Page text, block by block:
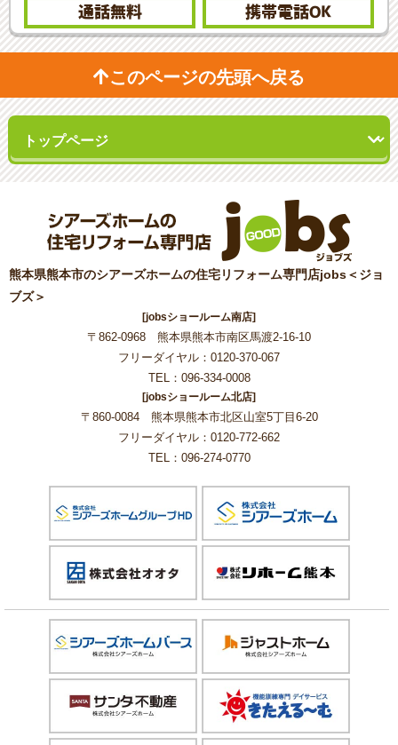
通話無料 携帯電話OK
このページの先頭へ戻る
熊本県熊本市のシアーズホームの住宅リフォーム専門店jobs＜ジョ
ブズ＞
[jobsショールーム南店]
〒862-0968 熊本県熊本市南区馬渡2-16-10
フリーダイヤル：0120-370-067
TEL：096-334-0008
[jobsショールーム北店]
〒860-0084 熊本県熊本市北区山室5丁目6-20
フリーダイヤル：0120-772-662
TEL：096-274-0770